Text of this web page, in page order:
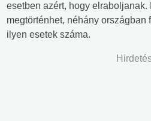
esetben azért, hogy
megtörténhet, néhány országban
ilyen esetek száma.